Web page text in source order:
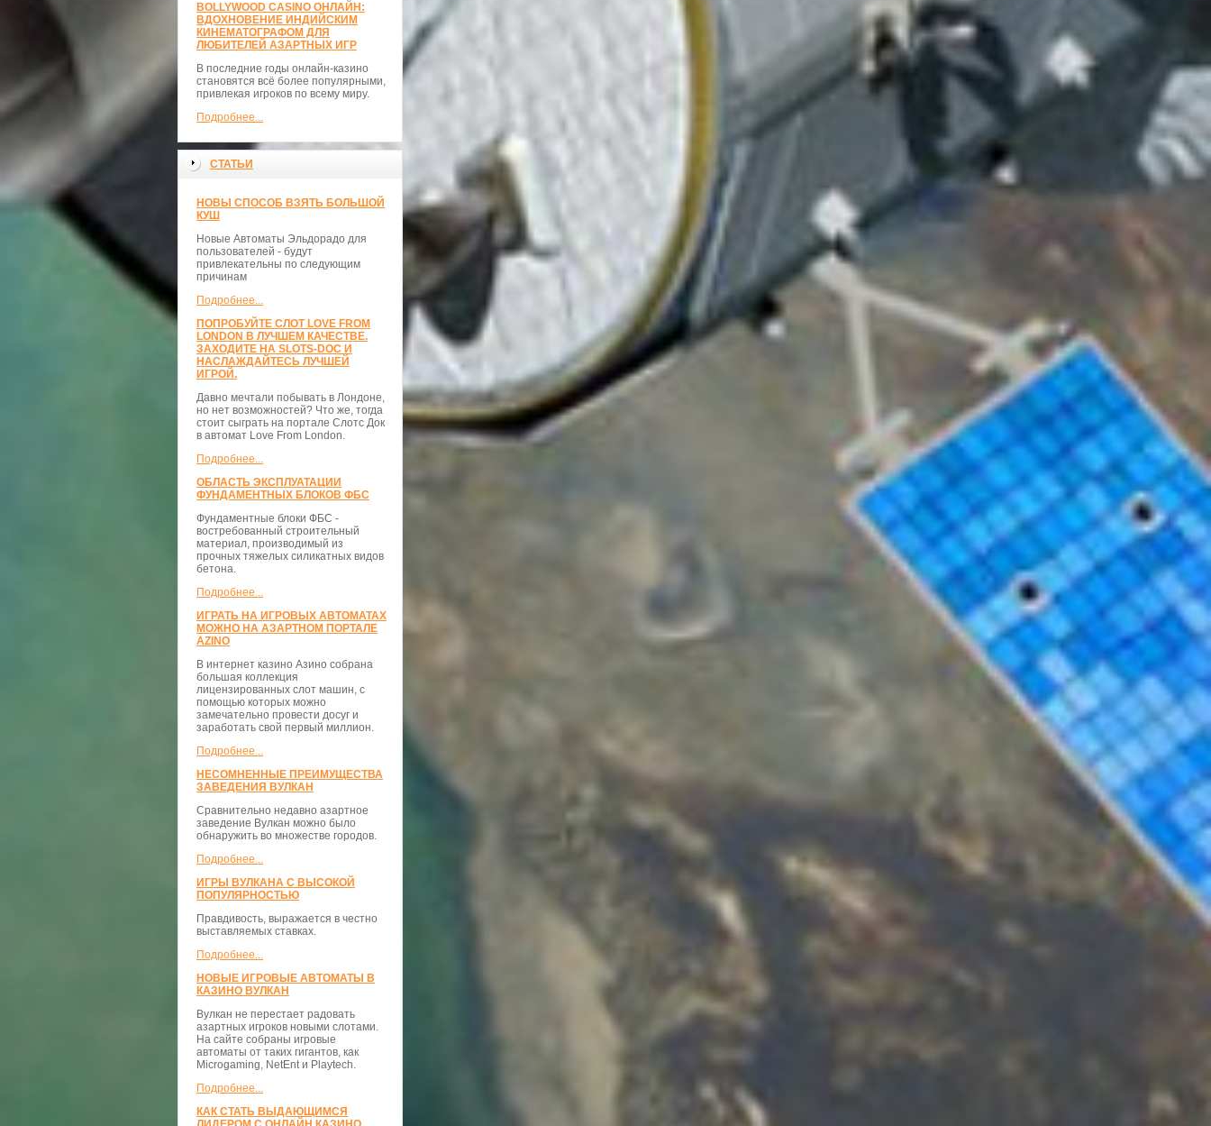
BOLLYWOOD CASINO ОНЛАЙН:
ВДОХНОВЕНИЕ ИНДИЙСКИМ
КИНЕМАТОГРАФОМ ДЛЯ
ЛЮБИТЕЛЕЙ АЗАРТНЫХ ИГР
В последние годы онлайн-казино
становятся всё более популярными,
привлекая игроков по всему миру.
Подробнее...
СТАТЬИ
НОВЫ СПОСОБ ВЗЯТЬ БОЛЬШОЙ
КУШ
Новые Автоматы Эльдорадо для
пользователей - будут
привлекательны по следующим
причинам
Подробнее...
ПОПРОБУЙТЕ СЛОТ LOVE FROM
LONDON В ЛУЧШЕМ КАЧЕСТВЕ.
ЗАХОДИТЕ НА SLOTS-DOC И
НАСЛАЖДАЙТЕСЬ ЛУЧШЕЙ
ИГРОЙ.
Давно мечтали побывать в Лондоне,
но нет возможностей? Что же, тогда
стоит сыграть на портале Слотс Док
в автомат Love From London.
Подробнее...
ОБЛАСТЬ ЭКСПЛУАТАЦИИ
ФУНДАМЕНТНЫХ БЛОКОВ ФБС
Фундаментные блоки ФБС -
востребованный строительный
материал, производимый из
прочных тяжелых силикатных видов
бетона.
Подробнее...
ИГРАТЬ НА ИГРОВЫХ АВТОМАТАХ
МОЖНО НА АЗАРТНОМ ПОРТАЛЕ
AZINO
В интернет казино Азино собрана
большая коллекция
лицензированных слот машин, с
помощью которых можно
замечательно провести досуг и
заработать свой первый миллион.
Подробнее...
НЕСОМНЕННЫЕ ПРЕИМУЩЕСТВА
ЗАВЕДЕНИЯ ВУЛКАН
Сравнительно недавно азартное
заведение Вулкан можно было
обнаружить во множестве городов.
Подробнее...
ИГРЫ ВУЛКАНА С ВЫСОКОЙ
ПОПУЛЯРНОСТЬЮ
Правдивость, выражается в честно
выставляемых ставках.
Подробнее...
НОВЫЕ ИГРОВЫЕ АВТОМАТЫ В
КАЗИНО ВУЛКАН
Вулкан не перестает радовать
азартных игроков новыми слотами.
На сайте собраны игровые
автоматы от таких гигантов, как
Microgaming, NetEnt и Playtech.
Подробнее...
КАК СТАТЬ ВЫДАЮЩИМСЯ